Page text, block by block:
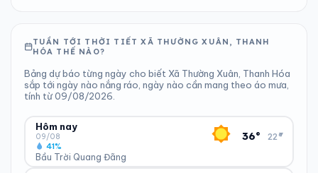
TUẦN TỚI THỜI TIẾT XÃ THƯỜNG XUÂN, THANH
HÓA THẾ NÀO?
Bảng dự báo từng ngày cho biết Xã Thường Xuân, Thanh Hóa
sắp tới ngày nào nắng ráo, ngày nào cần mang theo áo mưa,
tính từ 09/08/2026.
Hôm nay
09/08
Bầu Trời Quang Đãng
41%
36° 22°
▾